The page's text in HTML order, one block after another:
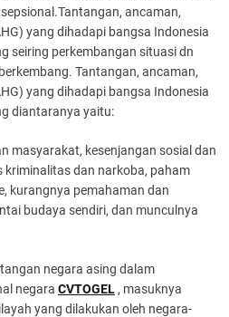
ancaman,
yang dihadapi bangsa Indonesia
seiring perkembangan situasi dn
Tantangan, ancaman,
yang dihadapi bangsa Indonesia
diantaranya yaitu:
masyarakat, kesenjangan sosial dan
kriminalitas dan narkoba, paham
kurangnya pemahaman dan
budaya sendiri, dan munculnya
negara asing dalam
negara CVTOGEL , masuknya
yang dilakukan oleh negara-